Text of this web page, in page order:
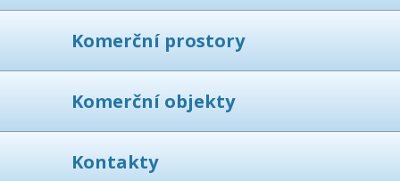
Komerční prostory
Komerční objekty
Kontakty